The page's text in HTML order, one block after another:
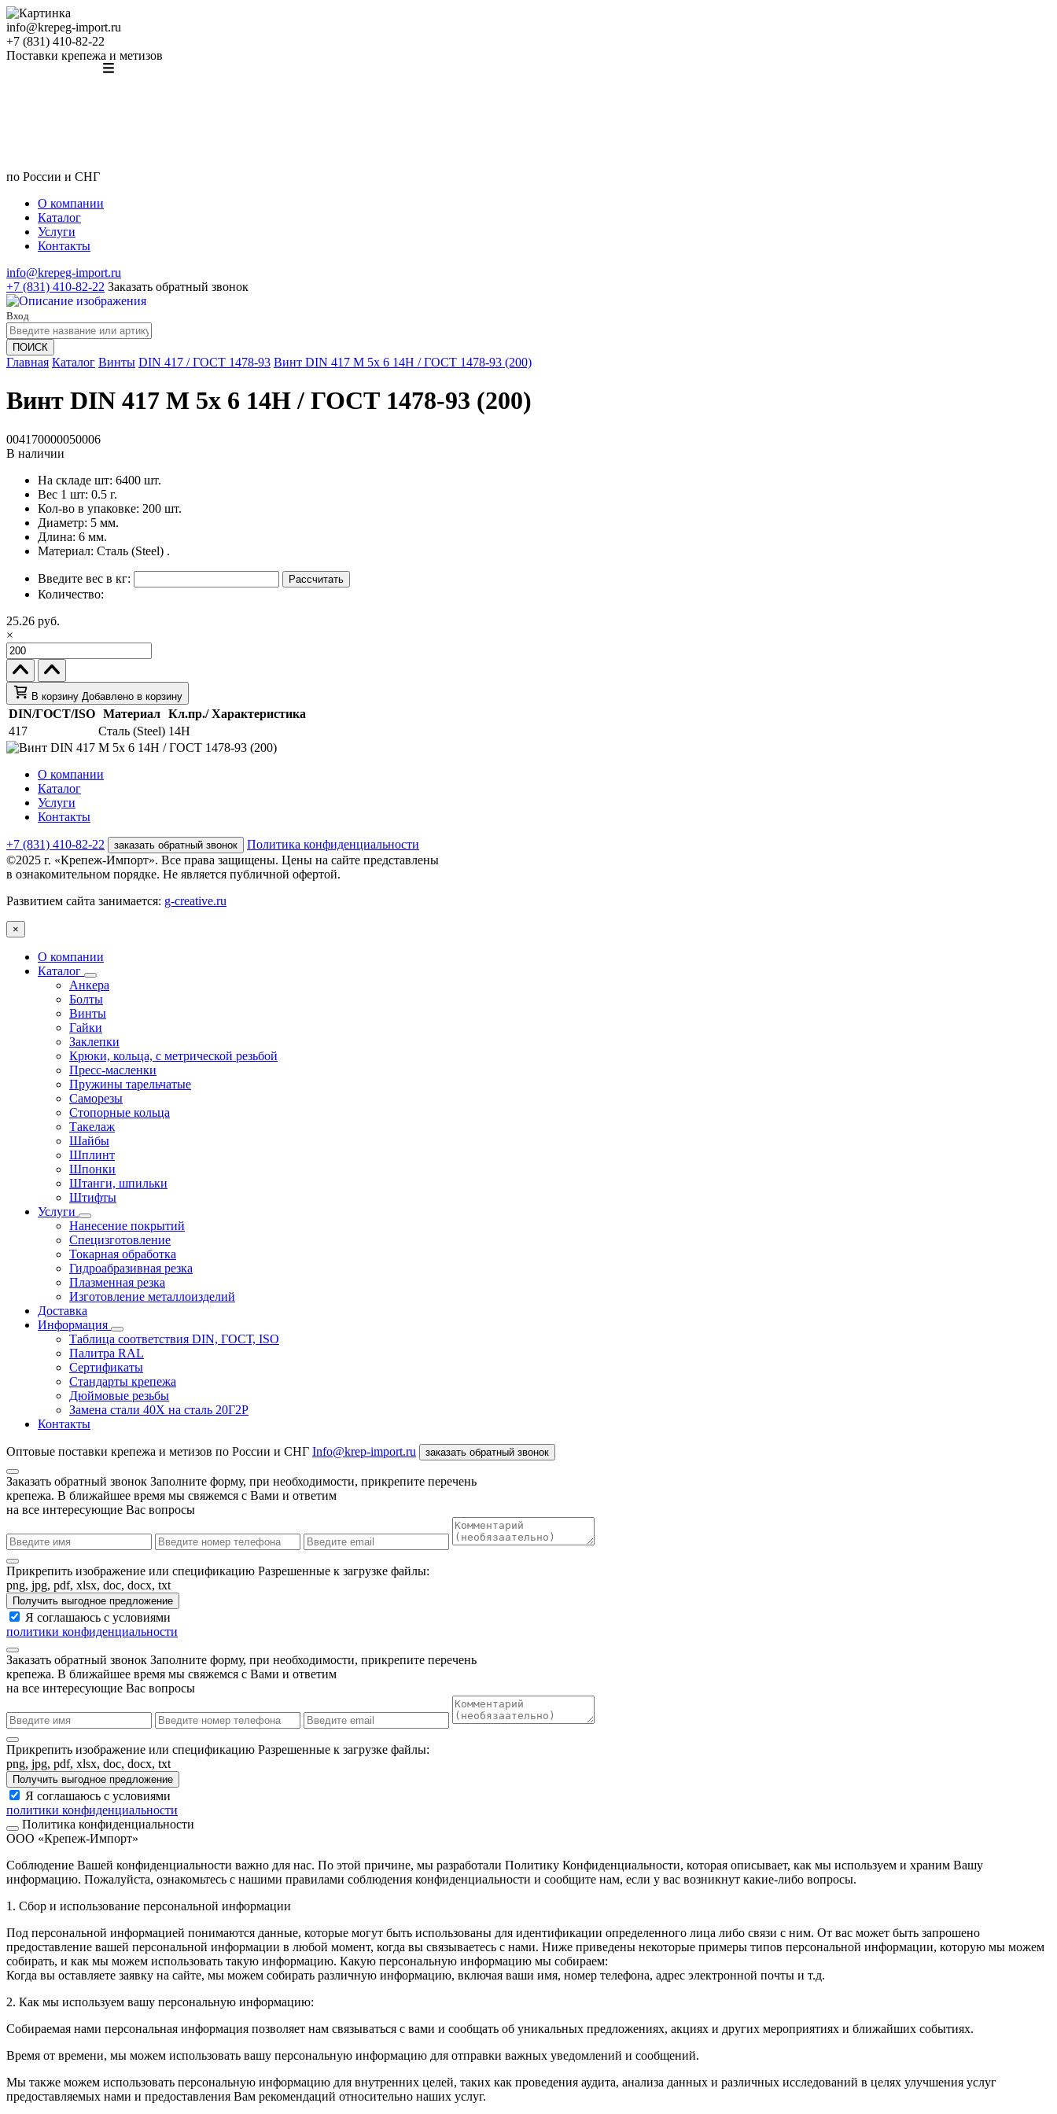
info@krepeg-import.ru
+7 (831) 410-82-22
Поставки крепежа и метизов
по России и СНГ
О компании
Каталог
Услуги
Контакты
info@krepeg-import.ru
+7 (831) 410-82-22 Заказать обратный звонок
Вход
ПОИСК
Главная Каталог Винты DIN 417 / ГОСТ 1478-93 Винт DIN 417 M 5x 6 14H / ГОСТ 1478-93 (200)
Винт DIN 417 M 5x 6 14H / ГОСТ 1478-93 (200)
004170000050006
В наличии
На складе шт: 6400 шт.
Вес 1 шт: 0.5 г.
Кол-во в упаковке: 200 шт.
Диаметр: 5 мм.
Длина: 6 мм.
Материал: Сталь (Steel) .
Введите вес в кг: Рассчитать
Количество:
25.26 руб.
×
В корзину Добавлено в корзину
DIN/ГОСТ/ISO Материал Кл.пр./ Характеристика
417
Сталь (Steel) 14H
О компании
Каталог
Услуги
Контакты
+7 (831) 410-82-22 заказать обратный звонок
Политика конфиденциальности
©2025 г. «Крепеж-Импорт». Все права защищены. Цены на сайте представлены
в ознакомительном порядке. Не является публичной офертой.
Развитием сайта занимается: g-creative.ru
×
О компании
Каталог
Анкера
Болты
Винты
Гайки
Заклепки
Крюки, кольца, с метрической резьбой
Пресс-масленки
Пружины тарельчатые
Саморезы
Стопорные кольца
Такелаж
Шайбы
Шплинт
Шпонки
Штанги, шпильки
Штифты
Услуги
Нанесение покрытий
Специзготовление
Токарная обработка
Гидроабразивная резка
Плазменная резка
Изготовление металлоизделий
Доставка
Информация
Таблица соответствия DIN, ГОСТ, ISO
Палитра RAL
Сертификаты
Стандарты крепежа
Дюймовые резьбы
Замена стали 40Х на сталь 20Г2Р
Контакты
Оптовые поставки крепежа и метизов по России и СНГ Info@krep-import.ru заказать обратный звонок
Заказать обратный звонок Заполните форму, при необходимости, прикрепите перечень
крепежа. В ближайшее время мы свяжемся с Вами и ответим
на все интересующие Вас вопросы
Прикрепить изображение или спецификацию Разрешенные к загрузке файлы:
png, jpg, pdf, xlsx, doc, docx, txt
Получить выгодное предложение
Я соглашаюсь с условиями
политики конфиденциальности
Заказать обратный звонок Заполните форму, при необходимости, прикрепите перечень
крепежа. В ближайшее время мы свяжемся с Вами и ответим
на все интересующие Вас вопросы
Прикрепить изображение или спецификацию Разрешенные к загрузке файлы:
png, jpg, pdf, xlsx, doc, docx, txt
Получить выгодное предложение
Я соглашаюсь с условиями
политики конфиденциальности
Политика конфиденциальности
ООО «Крепеж-Импорт»
Соблюдение Вашей конфиденциальности важно для нас. По этой причине, мы разработали Политику Конфиденциальности, которая описывает, как мы используем и храним Вашу
информацию. Пожалуйста, ознакомьтесь с нашими правилами соблюдения конфиденциальности и сообщите нам, если у вас возникнут какие-либо вопросы.
1. Сбор и использование персональной информации
Под персональной информацией понимаются данные, которые могут быть использованы для идентификации определенного лица либо связи с ним. От вас может быть запрошено
предоставление вашей персональной информации в любой момент, когда вы связываетесь с нами. Ниже приведены некоторые примеры типов персональной информации, которую мы можем
собирать, и как мы можем использовать такую информацию. Какую персональную информацию мы собираем:
Когда вы оставляете заявку на сайте, мы можем собирать различную информацию, включая ваши имя, номер телефона, адрес электронной почты и т.д.
2. Как мы используем вашу персональную информацию:
Собираемая нами персональная информация позволяет нам связываться с вами и сообщать об уникальных предложениях, акциях и других мероприятиях и ближайших событиях.
Время от времени, мы можем использовать вашу персональную информацию для отправки важных уведомлений и сообщений.
Мы также можем использовать персональную информацию для внутренних целей, таких как проведения аудита, анализа данных и различных исследований в целях улучшения услуг
предоставляемых нами и предоставления Вам рекомендаций относительно наших услуг.